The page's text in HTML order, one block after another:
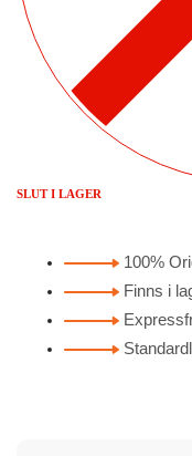
SLUT I LAGER
100%
Finns i